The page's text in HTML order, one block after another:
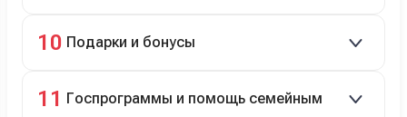
10 Подарки и бонусы
программе лояльности.
11 Госпрограммы и помощь семейным